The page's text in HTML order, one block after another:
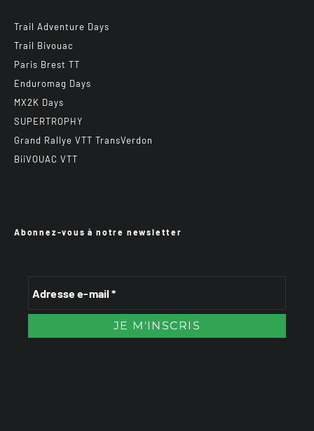
Trail Adventure Days
Trail Bivouac
Paris Brest TT
Enduromag Days
MX2K Days
SUPERTROPHY
Grand Rallye VTT TransVerdon
BiiVOUAC VTT
Abonnez-vous à notre newsletter